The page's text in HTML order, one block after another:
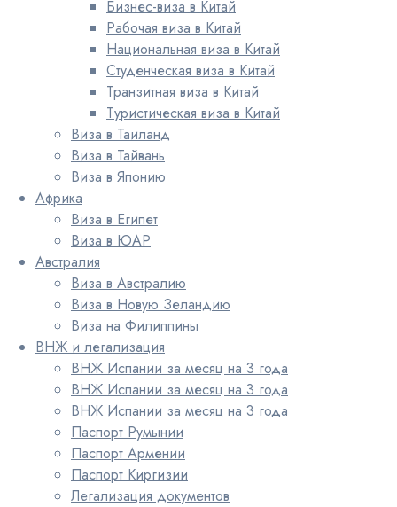
Бизнес-виза в Китай
Рабочая виза в Китай
Национальная виза в Китай
Студенческая виза в Китай
Транзитная виза в Китай
Туристическая виза в Китай
Виза в Таиланд
Виза в Тайвань
Виза в Японию
Африка
Виза в Египет
Виза в ЮАР
Австралия
Виза в Австралию
Виза в Новую Зеландию
Виза на Филиппины
ВНЖ и легализация
ВНЖ Испании за месяц на 3 года
ВНЖ Испании за месяц на 3 года
ВНЖ Испании за месяц на 3 года
Паспорт Румынии
Паспорт Армении
Паспорт Киргизии
Легализация документов